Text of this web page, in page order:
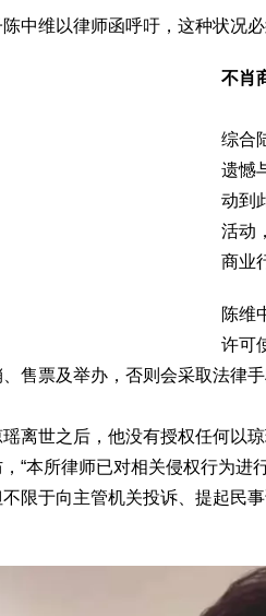
中维以律师函呼吁，这种状况
不肖
综合
遗憾
动到
活动
商业
陈维
许可
售票及举办，否则会采取法律手
离世之后，他没有授权任何以
“本所律师已对相关侵权行为进
限于向主管机关投诉、提起民